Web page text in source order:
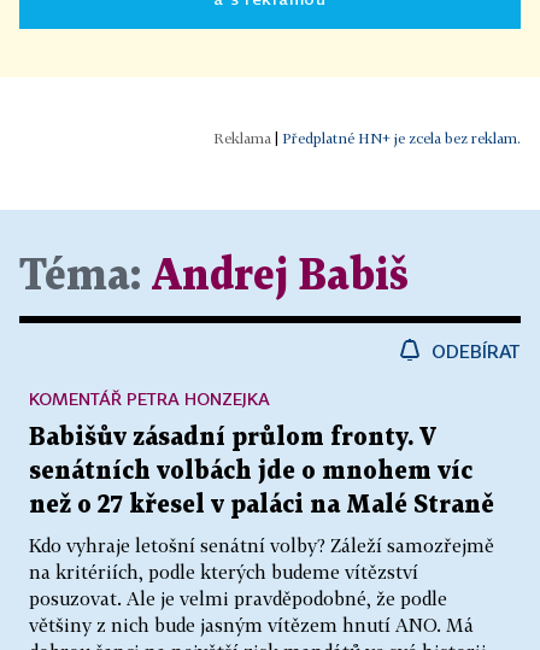
| Předplatné HN+ je zcela bez reklam.
Téma: Andrej Babiš
ODEBÍRAT
Babišův zásadní průlom fronty. V
senátních volbách jde o mnohem víc
než o 27 křesel v paláci na Malé Straně
Kdo vyhraje letošní senátní volby? Záleží samozřejmě
na kritériích, podle kterých budeme vítězství
posuzovat. Ale je velmi pravděpodobné, že podle
většiny z nich bude jasným vítězem hnutí ANO. Má
KOMENTÁŘ PETRA HONZEJKA